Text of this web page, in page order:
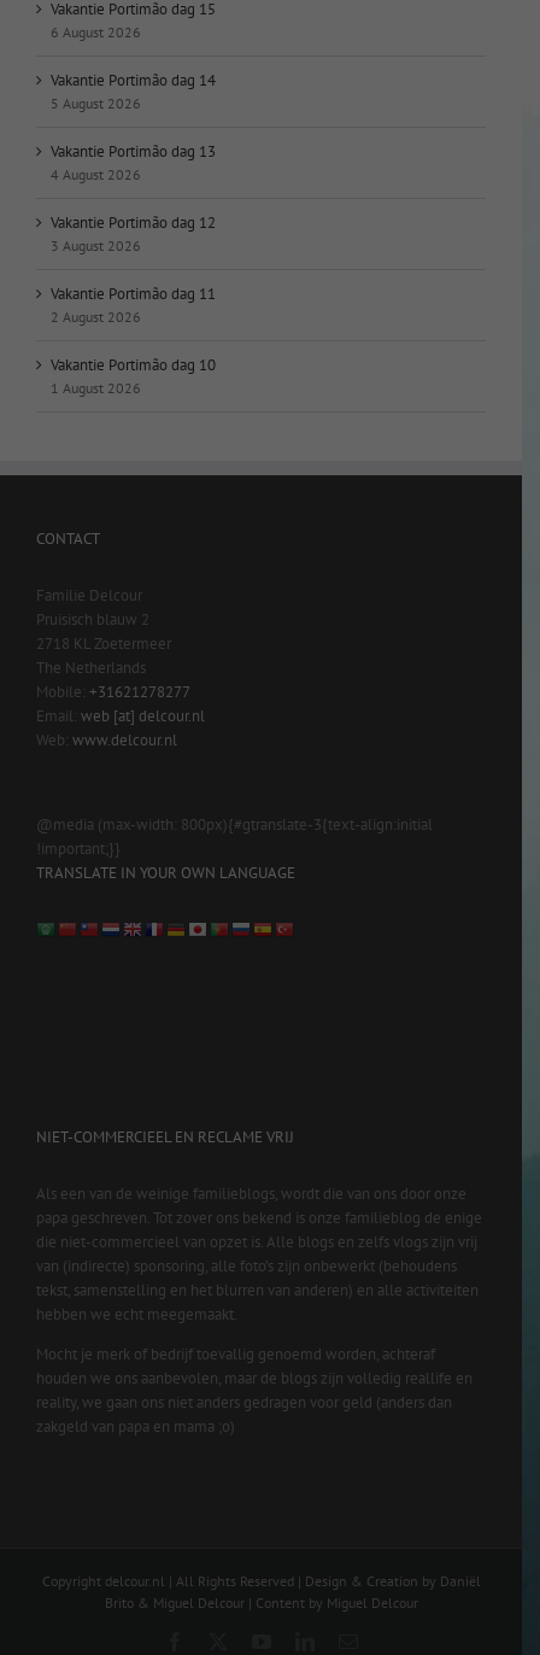
Vakantie Portimão dag 15
6 August 2026
Vakantie Portimão dag 14
5 August 2026
Vakantie Portimão dag 13
4 August 2026
Vakantie Portimão dag 12
3 August 2026
Vakantie Portimão dag 11
2 August 2026
Vakantie Portimão dag 10
1 August 2026
CONTACT
Familie Delcour
Pruisisch blauw 2
2718 KL Zoetermeer
The Netherlands
Mobile: +31621278277
Email: web [at] delcour.nl
Web: www.delcour.nl
@media (max-width: 800px){#gtranslate-3{text-align:initial
!important;}}
TRANSLATE IN YOUR OWN LANGUAGE
NIET-COMMERCIEEL EN RECLAME VRIJ
Als een van de weinige familieblogs, wordt die van ons door onze
papa geschreven. Tot zover ons bekend is onze familieblog de enige
die niet-commercieel van opzet is. Alle blogs en zelfs vlogs zijn vrij
van (indirecte) sponsoring, alle foto’s zijn onbewerkt (behoudens
tekst, samenstelling en het blurren van anderen) en alle activiteiten
hebben we echt meegemaakt.
Mocht je merk of bedrijf toevallig genoemd worden, achteraf
houden we ons aanbevolen, maar de blogs zijn volledig reallife en
reality, we gaan ons niet anders gedragen voor geld (anders dan
zakgeld van papa en mama ;o)
Copyright delcour.nl | All Rights Reserved | Design & Creation by Daniël
Brito & Miguel Delcour | Content by Miguel Delcour